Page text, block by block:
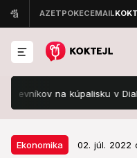
na kúpalisku v
Ekonomika 02. júl. 2022
Ekonomika 02. júl.